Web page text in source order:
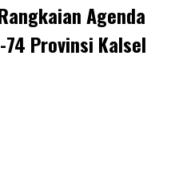
Agenda
Provinsi Kalsel